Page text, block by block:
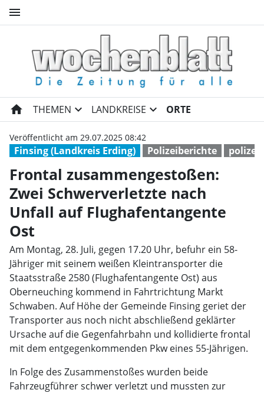
menu
Frontal zusammengestoßen:
home THEMEN expand_more LANDKREISE expand_more ORTE
Finsing (Landkreis Erding) Polizeiberichte polizei
Veröffentlicht am 29.07.2025 08:42
Frontal zusammengestoßen:
Zwei Schwerverletzte nach
Unfall auf Flughafentangente
Ost
Am Montag, 28. Juli, gegen 17.20 Uhr, befuhr ein 58-
Jähriger mit seinem weißen Kleintransporter die
Staatsstraße 2580 (Flughafentangente Ost) aus
Oberneuching kommend in Fahrtrichtung Markt
Schwaben. Auf Höhe der Gemeinde Finsing geriet der
Transporter aus noch nicht abschließend geklärter
Ursache auf die Gegenfahrbahn und kollidierte frontal
mit dem entgegenkommenden Pkw eines 55-Jährigen.
In Folge des Zusammenstoßes wurden beide
Fahrzeugführer schwer verletzt und mussten zur